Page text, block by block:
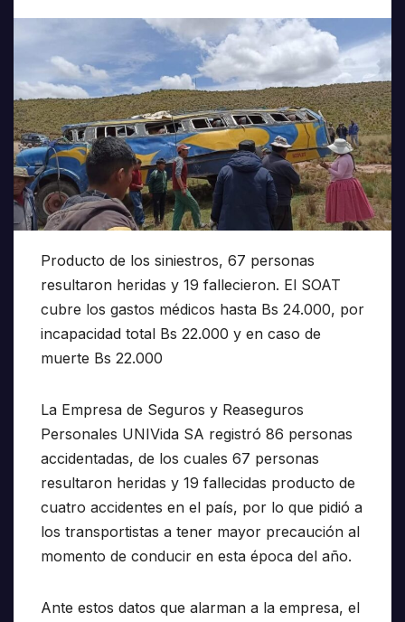
Producto de los siniestros, 67 personas
resultaron heridas y 19 fallecieron. El SOAT
cubre los gastos médicos hasta Bs 24.000, por
incapacidad total Bs 22.000 y en caso de
muerte Bs 22.000
La Empresa de Seguros y Reaseguros
Personales UNIVida SA registró 86 personas
accidentadas, de los cuales 67 personas
resultaron heridas y 19 fallecidas producto de
cuatro accidentes en el país, por lo que pidió a
los transportistas a tener mayor precaución al
momento de conducir en esta época del año.
Ante estos datos que alarman a la empresa, el